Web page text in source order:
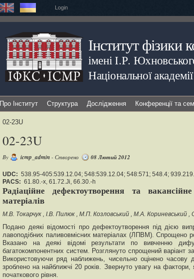
Login
Інститут фізики
імені І.Р.
Національної
Про Інститут Структура Дослідження Конференції та
02-23U
02-23U
By icmp_admin - Створено 08 Лютий 2012
UDC: 538.95-405:539.12.04; 548:539.12.04; 548:571; 548.4;
PACS: 61.80.-x, 61.72.Ji, 66.30.-h
Радіаційне дефектоутворення та
матеріалів
М.В. Токарчук І.В. Пилюк М.П. Козловський М.А. Кориневський
Подано деякі відомості про дефектоутворення під дією
лавоподібних паливовмісних матеріалах (ЛПВМ). Спрощено
Вказано на деякі відомі результати по вивченню
багатокомпонентних систем. Розглянуто спрощений варіант
Використовуючи ряд наближень, чисельно оцінено
зроблено на найближчі 20 років. Звернуто увагу на
початкового рівня.